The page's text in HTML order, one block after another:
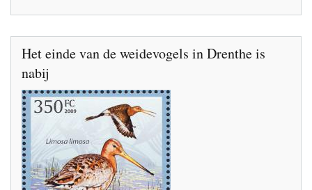
Het einde van de weidevogels in Drenthe is
nabij